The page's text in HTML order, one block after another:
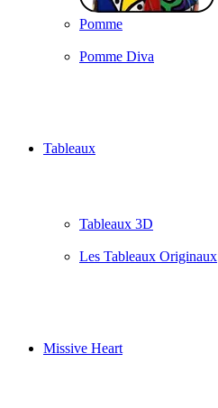
Pomme
Pomme Diva
Tableaux
Tableaux 3D
Les Tableaux Originaux
Missive Heart